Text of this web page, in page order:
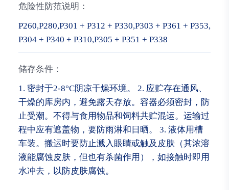
危险性防范说明：
P260,P280,P301 + P312 + P330,P303 + P361 + P353,
P304 + P340 + P310,P305 + P351 + P338
储存条件：
1. 密封于2-8°C阴凉干燥环境。 2. 应贮存在通风、
干燥的库房内，避免露天存放。容器必须密封，防
止受潮。不得与食用物品和饲料共贮混运。运输过
程中应有遮盖物，要防雨淋和日晒。 3. 液体用槽
车装。搬运时要防止溅入眼睛或触及皮肤（其浓溶
液能腐蚀皮肤，但也有杀菌作用），如接触时即用
水冲去，以防皮肤腐蚀。